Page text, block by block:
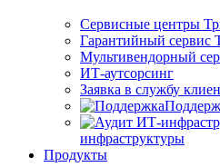
Сервисные центры
Гарантийный сервис
Мультивендорный
ИТ-аутсорсинг
Заявка в службу
инфраструктуры
Продукты